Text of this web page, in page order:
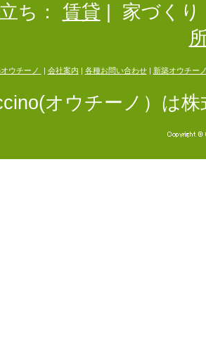
ち：
賃貸
家づくり
ウチーノ 会社案内 各種お問い合わせ| 新築オウチー
オウチーノ）は